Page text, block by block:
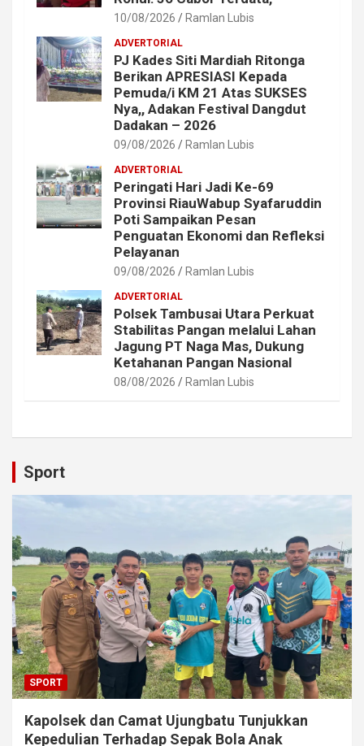
10/08/2026 Ramlan Lubis
ADVERTORIAL
PJ Kades Siti Mardiah Ritonga
Berikan APRESIASI Kepada
Pemuda/i KM 21 Atas SUKSES
Nya,, Adakan Festival Dangdut
Dadakan – 2026
09/08/2026 Ramlan Lubis
ADVERTORIAL
Peringati Hari Jadi Ke-69
Provinsi RiauWabup Syafaruddin
Poti Sampaikan Pesan
Penguatan Ekonomi dan Refleksi
Pelayanan
09/08/2026 Ramlan Lubis
ADVERTORIAL
Polsek Tambusai Utara Perkuat
Stabilitas Pangan melalui Lahan
Jagung PT Naga Mas, Dukung
Ketahanan Pangan Nasional
08/08/2026 Ramlan Lubis
Sport
SPORT
Kapolsek dan Camat Ujungbatu Tunjukkan
Kepedulian Terhadap Sepak Bola Anak